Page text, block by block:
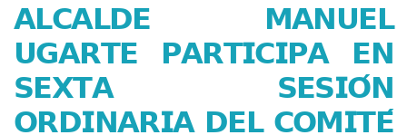
𝗔𝗟𝗖𝗔𝗟𝗗𝗘 𝗠𝗔𝗡𝗨𝗘𝗟
𝗨𝗚𝗔𝗥𝗧𝗘 𝗣𝗔𝗥𝗧𝗜𝗖𝗜𝗣𝗔 𝗘𝗡
𝗦𝗘𝗫𝗧𝗔 𝗦𝗘𝗦𝗜𝗢́𝗡
𝗢𝗥𝗗𝗜𝗡𝗔𝗥𝗜𝗔 𝗗𝗘𝗟 𝗖𝗢𝗠𝗜𝗧𝗘́